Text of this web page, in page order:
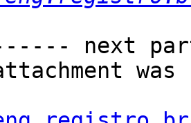
next